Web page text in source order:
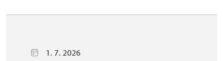
1. 7. 2026